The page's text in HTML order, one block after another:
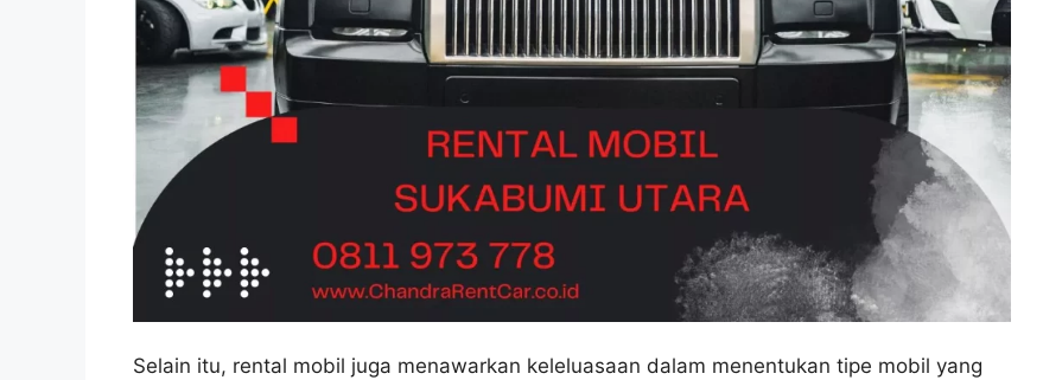
Selain itu, rental mobil juga menawarkan keleluasaan dalam menentukan tipe mobil yang